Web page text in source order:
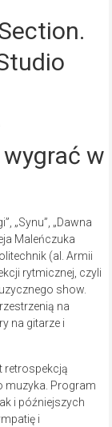
w
„Synu”, „Dawna
Maleńczuka
(al. Armii
rytmicznej, czyli
show.
na
na gitarze i
retrospekcją
muzyka. Program
i późniejszych
i